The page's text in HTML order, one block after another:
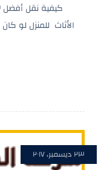
الأثاث للمنزل لو
٢٣ ديسمبر، ٢٠١٧